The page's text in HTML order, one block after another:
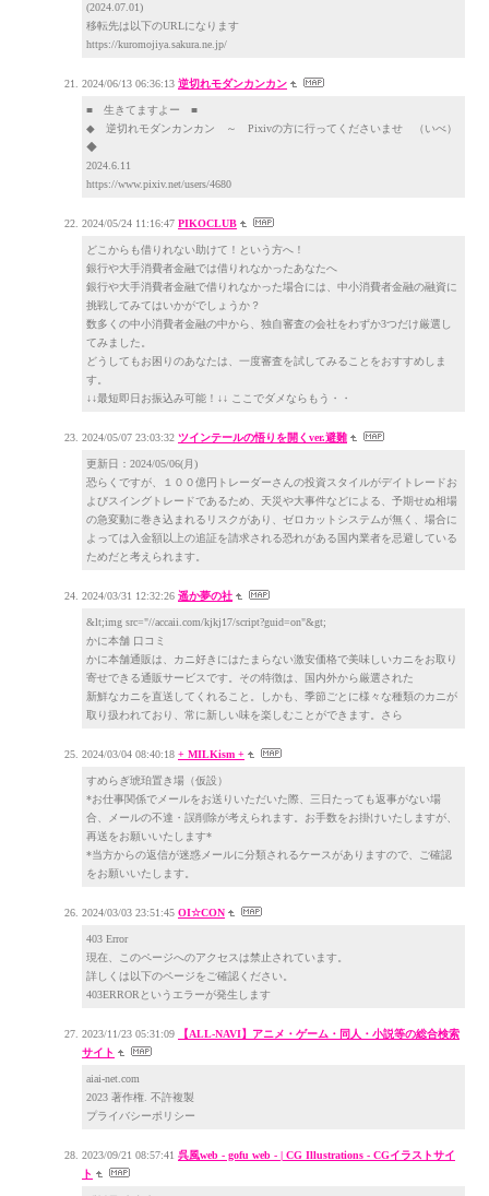
(2024.07.01)
移転先は以下のURLになります
https://kuromojiya.sakura.ne.jp/
2024/06/13 06:36:13 逆切れモダンカンカン
■ 生きてますよー ■
◆ 逆切れモダンカンカン ～ Pixivの方に行ってくださいませ （いべ）
◆
2024.6.11
https://www.pixiv.net/users/4680
2024/05/24 11:16:47 PIKOCLUB
どこからも借りれない助けて！という方へ！
銀行や大手消費者金融では借りれなかったあなたへ
銀行や大手消費者金融で借りれなかった場合には、中小消費者金融の融資に
挑戦してみてはいかがでしょうか？
数多くの中小消費者金融の中から、独自審査の会社をわずか3つだけ厳選し
てみました。
どうしてもお困りのあなたは、一度審査を試してみることをおすすめしま
す。
↓↓最短即日お振込み可能！↓↓ ここでダメならもう・・
2024/05/07 23:03:32 ツインテールの悟りを開くver.避難
更新日：2024/05/06(月)
恐らくですが、１００億円トレーダーさんの投資スタイルがデイトレードお
よびスイングトレードであるため、天災や大事件などによる、予期せぬ相場
の急変動に巻き込まれるリスクがあり、ゼロカットシステムが無く、場合に
よっては入金額以上の追証を請求される恐れがある国内業者を忌避している
ためだと考えられます。
2024/03/31 12:32:26 遥か夢の社
&lt;img src="//accaii.com/kjkj17/script?guid=on"&gt;
かに本舗 口コミ
かに本舗通販は、カニ好きにはたまらない激安価格で美味しいカニをお取り
寄せできる通販サービスです。その特徴は、国内外から厳選された
新鮮なカニを直送してくれること。しかも、季節ごとに様々な種類のカニが
取り扱われており、常に新しい味を楽しむことができます。さら
2024/03/04 08:40:18 + MILKism +
すめらぎ琥珀置き場（仮設）
*お仕事関係でメールをお送りいただいた際、三日たっても返事がない場
合、メールの不達・誤削除が考えられます。お手数をお掛けいたしますが、
再送をお願いいたします*
*当方からの返信が迷惑メールに分類されるケースがありますので、ご確認
をお願いいたします。
2024/03/03 23:51:45 OI☆CON
403 Error
現在、このページへのアクセスは禁止されています。
詳しくは以下のページをご確認ください。
403ERRORというエラーが発生します
2023/11/23 05:31:09
【ALL-NAVI】アニメ・ゲーム・同人・小説等の総合検索
サイト
aiai-net.com
2023 著作権. 不許複製
プライバシーポリシー
2023/09/21 08:57:41 呉風web - gofu web - | CG Illustrations - CGイラストサイ
ト